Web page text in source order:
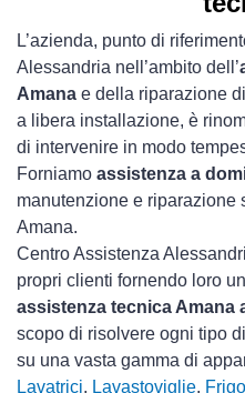
L’azienda, punto di
Alessandria nell’ambito dell’
Amana e della riparazione
a libera installazione, è
di intervenire in modo
Forniamo assistenza a
manutenzione e riparazione
Amana.
Centro Assistenza
propri clienti fornendo loro
assistenza tecnica Amana
scopo di risolvere ogni tipo
su una vasta gamma di
Lavatrici, Lavastoviglie,